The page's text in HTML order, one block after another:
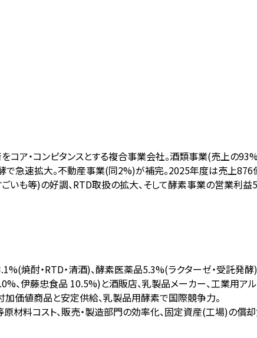
コア・コンピタンスとする複合事業会社。酒類事業(売上の
急速拡大。不動産事業(同2%)が補完。2025年度は売上
ごいも等)の好調、RTD取扱の拡大、そして酵素事業の営業
焼酎・RTD・清酒)、酵素医薬品5.3%(ラクターゼ・受託発酵)
、伊藤忠食品 10.5%)と酒販店、乳製品メーカー、工業用ア
価値商品と安定供給、乳製品用酵素で国際競争力。
材料コスト、販売・製造部門の効率化、固定資産(工場)の償